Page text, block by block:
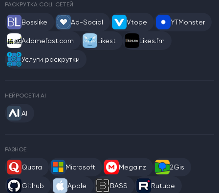
РАСКРУТКА СОЦ. СЕТЕЙ
Bosslike Ad-Social Vtope YTMonster
Addmefast.com Likest Likes.fm
Услуги раскрутки
НЕЙРОСЕТИ AI
AI
РАЗНОЕ
Quora Microsoft Mega.nz 2Gis
Github Apple BASS Rutube